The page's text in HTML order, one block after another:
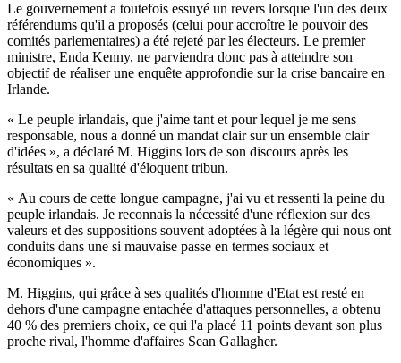
Le gouvernement a toutefois essuyé un revers lorsque l'un des deux
référendums qu'il a proposés (celui pour accroître le pouvoir des
comités parlementaires) a été rejeté par les électeurs. Le premier
ministre, Enda Kenny, ne parviendra donc pas à atteindre son
objectif de réaliser une enquête approfondie sur la crise bancaire en
Irlande.
« Le peuple irlandais, que j'aime tant et pour lequel je me sens
responsable, nous a donné un mandat clair sur un ensemble clair
d'idées », a déclaré M. Higgins lors de son discours après les
résultats en sa qualité d'éloquent tribun.
« Au cours de cette longue campagne, j'ai vu et ressenti la peine du
peuple irlandais. Je reconnais la nécessité d'une réflexion sur des
valeurs et des suppositions souvent adoptées à la légère qui nous ont
conduits dans une si mauvaise passe en termes sociaux et
économiques ».
M. Higgins, qui grâce à ses qualités d'homme d'Etat est resté en
dehors d'une campagne entachée d'attaques personnelles, a obtenu
40 % des premiers choix, ce qui l'a placé 11 points devant son plus
proche rival, l'homme d'affaires Sean Gallagher.